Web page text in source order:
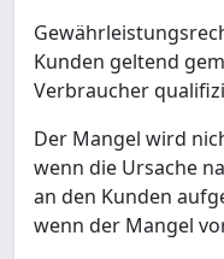
Kunden geltend
Verbraucher
Der Mangel wird
wenn die Ursache
an den Kunden
wenn der Mangel